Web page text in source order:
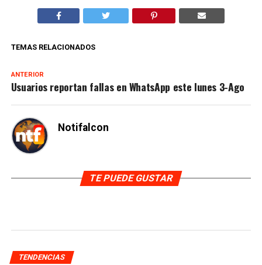
TEMAS RELACIONADOS
ANTERIOR
Usuarios reportan fallas en WhatsApp este lunes 3-Ago
Notifalcon
TE PUEDE GUSTAR
TENDENCIAS